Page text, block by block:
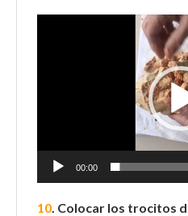
00:00
10. Colocar los trocitos